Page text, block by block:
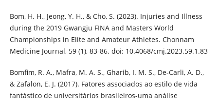
Bom, H. H., Jeong, Y. H., & Cho, S. (2023). Injuries and Illness
during the 2019 Gwangju FINA and Masters World
Championships in Elite and Amateur Athletes. Chonnam
Medicine Journal, 59 (1), 83-86. doi: 10.4068/cmj.2023.59.1.83
Bomfim, R. A., Mafra, M. A. S., Gharib, I. M. S., De-Carli, A. D.,
& Zafalon, E. J. (2017). Fatores associados ao estilo de vida
fantástico de universitários brasileiros-uma análise